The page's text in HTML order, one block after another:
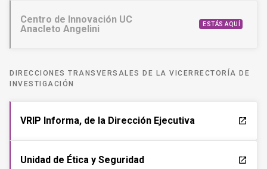
Centro de Innovación UC
Anacleto Angelini
ESTÁS AQUÍ
DIRECCIONES TRANSVERSALES DE LA VICERRECTORÍA DE
INVESTIGACIÓN
VRIP Informa, de la Dirección Ejecutiva launch
Unidad de Ética y Seguridad launch